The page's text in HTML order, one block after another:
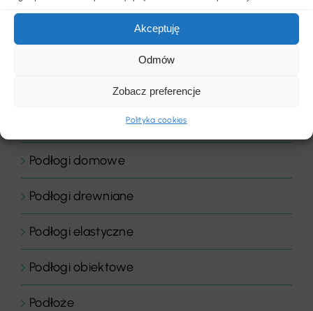
Akceptuję
Odmów
Zobacz preferencje
Polityka cookies
Placówki edukacyjne
Podłogi domowe
Podłogi drewniane
Podłogi elastyczne
Podłogi obiektowe
Podłoże